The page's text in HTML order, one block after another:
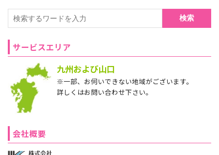
検索
サービスエリア
九州および山口
※一部、お伺いできない地域がございます。
詳しくはお問い合わせ下さい。
会社概要